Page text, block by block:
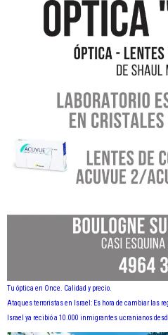
Tu óptica en Once. Calidad y precio.
Ataques terroristas en Israel: Es hora de cambiar las
Israel ya recibió a 10.000 inmigrantes ucranianos